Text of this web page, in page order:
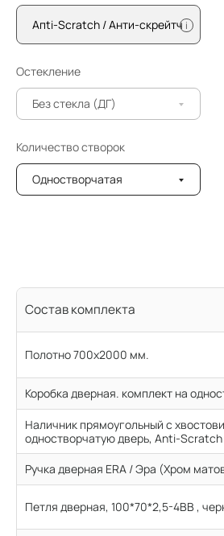
Апti-Sсrаtсh / Анти-скрейтч i
Остекление
Без стекла (ДГ)
Количество створок
Одностворчатая
Состав комплекта
Полотно 700x2000 мм.
Коробка дверная. комплект на
Наличник прямоугольный с
одностворчатую дверь, Anti-Scratch
Ручка дверная ERA / Эра (Хром
Петля дверная, 100*70*2,5-4ВВ ,